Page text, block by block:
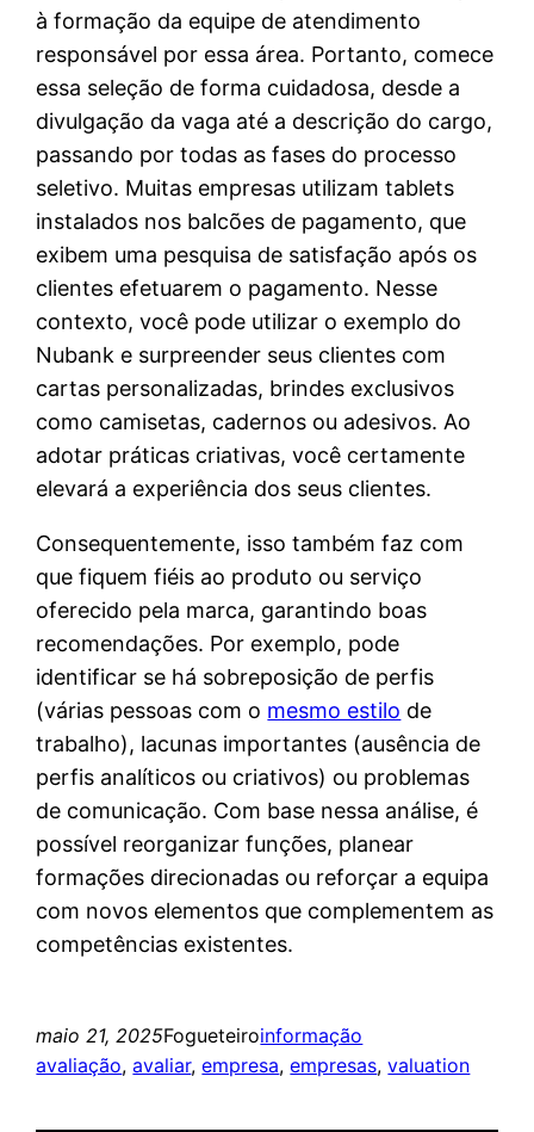
à formação da equipe de atendimento
responsável por essa área. Portanto, comece
essa seleção de forma cuidadosa, desde a
divulgação da vaga até a descrição do cargo,
passando por todas as fases do processo
seletivo. Muitas empresas utilizam tablets
instalados nos balcões de pagamento, que
exibem uma pesquisa de satisfação após os
clientes efetuarem o pagamento. Nesse
contexto, você pode utilizar o exemplo do
Nubank e surpreender seus clientes com
cartas personalizadas, brindes exclusivos
como camisetas, cadernos ou adesivos. Ao
adotar práticas criativas, você certamente
elevará a experiência dos seus clientes.
Consequentemente, isso também faz com
que fiquem fiéis ao produto ou serviço
oferecido pela marca, garantindo boas
recomendações. Por exemplo, pode
identificar se há sobreposição de perfis
(várias pessoas com o mesmo estilo de
trabalho), lacunas importantes (ausência de
perfis analíticos ou criativos) ou problemas
de comunicação. Com base nessa análise, é
possível reorganizar funções, planear
formações direcionadas ou reforçar a equipa
com novos elementos que complementem as
competências existentes.
maio 21, 2025Fogueteiroinformação
avaliação, avaliar, empresa, empresas, valuation